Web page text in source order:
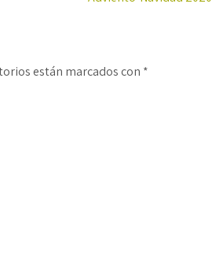
están marcados con *